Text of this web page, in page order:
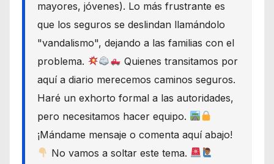
mayores, jóvenes). Lo más frustrante es
que los seguros se deslindan llamándolo
"vandalismo", dejando a las familias con el
problema.
Quienes transitamos por
aquí a diario merecemos caminos seguros.
Haré un exhorto formal a las autoridades,
pero necesitamos hacer equipo.
¡Mándame mensaje o comenta aquí abajo!
No vamos a soltar este tema.